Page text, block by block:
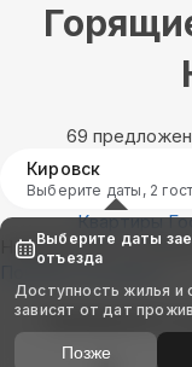
69
Кировск
Выберите даты, 2
Квартиры
Найдём, где
Показать на карте
Выбирайте
Выберите даты
отъезда
Доступность жилья и
зависят от дат
Позже